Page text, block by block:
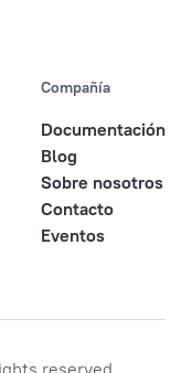
Compañía
Documentación
Blog
Sobre nosotros
Contacto
Eventos
reserved.